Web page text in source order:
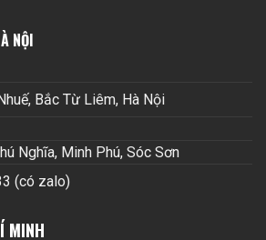
NỘI
Bắc Từ Liêm, Hà Nội
Nghĩa, Minh Phú, Sóc Sơn
(có zalo)
MINH